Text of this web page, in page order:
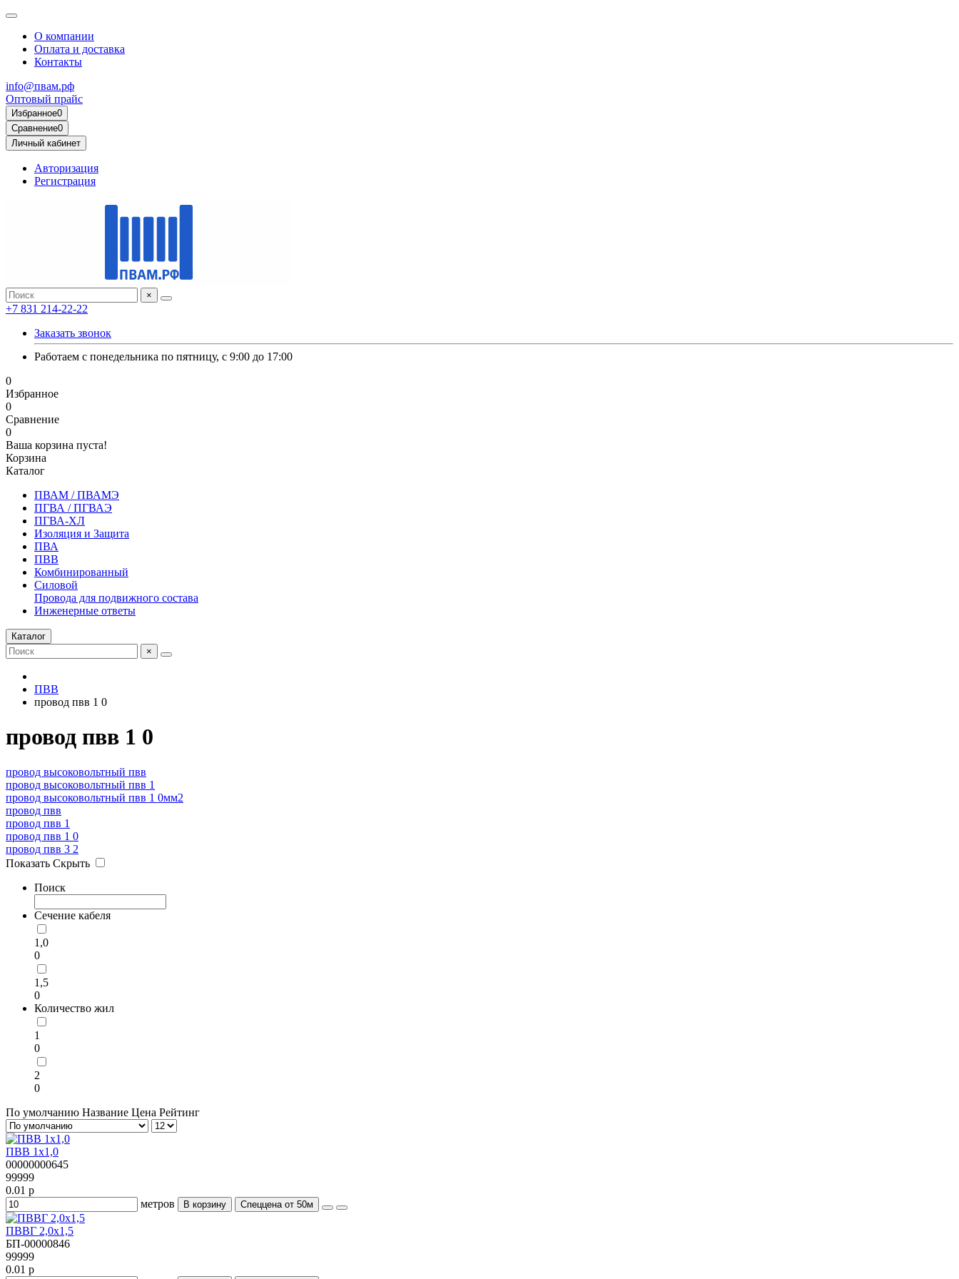
О компании
Оплата и доставка
Контакты
info@пвам.рф
Оптовый прайс
Избранное0
Сравнение0
Личный кабинет
Авторизация
Регистрация
×
+7 831 214-22-22
Заказать звонок
Работаем с понедельника по пятницу, с 9:00 до 17:00
0
Избранное
0
Сравнение
0
Ваша корзина пуста!
Корзина
Каталог
ПВАМ / ПВАМЭ
ПГВА / ПГВАЭ
ПГВА-ХЛ
Изоляция и Защита
ПВА
ПВВ
Комбинированный
Силовой
Провода для подвижного состава
Инженерные ответы
Каталог
×
ПВВ
провод пвв 1 0
провод пвв 1 0
провод высоковольтный пвв
провод высоковольтный пвв 1
провод высоковольтный пвв 1 0мм2
провод пвв
провод пвв 1
провод пвв 1 0
провод пвв 3 2
Показать Скрыть
Поиск
Сечение кабеля
1,0
0
1,5
0
Количество жил
1
0
2
0
По умолчанию Название Цена Рейтинг
ПВВ 1х1,0
00000000645
99999
0.01 р
метров
В корзину Спеццена от 50м
ПВВГ 2,0х1,5
БП-00000846
99999
0.01 р